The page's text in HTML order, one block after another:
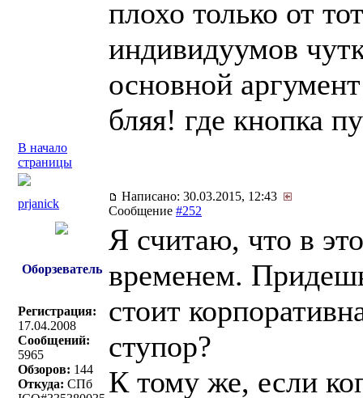
плохо только от
индивидуумов
основной
бляя! где кнопка
В начало
страницы
prjanick
Написано: 30.03.2015, 12:43
Сообщение #252
Оборзеватель
Регистрация:
17.04.2008
Сообщений:
5965
Обзоров: 144
Откуда: СПб
Я считаю, что в
временем.
стоит
ступор?
К тому же, если